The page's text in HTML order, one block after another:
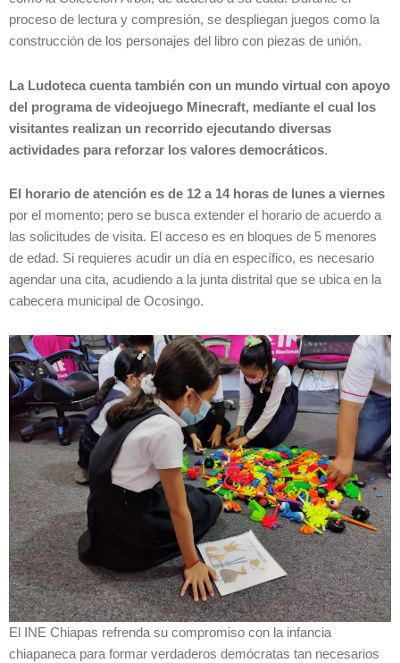
proceso de lectura y compresión, se despliegan juegos como la
construcción de los personajes del libro con piezas de unión.
La Ludoteca cuenta también con un mundo virtual con apoyo
del programa de videojuego Minecraft, mediante el cual los
visitantes realizan un recorrido ejecutando diversas
actividades para reforzar los valores democráticos.
El horario de atención es de 12 a 14 horas de lunes a viernes
por el momento; pero se busca extender el horario de acuerdo a
las solicitudes de visita. El acceso es en bloques de 5 menores
de edad. Si requieres acudir un día en específico, es necesario
agendar una cita, acudiendo a la junta distrital que se ubica en la
cabecera municipal de Ocosingo.
El INE Chiapas refrenda su compromiso con la infancia
chiapaneca para formar verdaderos demócratas tan necesarios